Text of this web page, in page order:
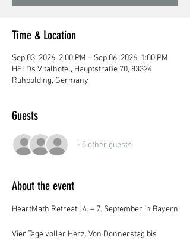
Time & Location
Sep 03, 2026, 2:00 PM – Sep 06, 2026, 1:00 PM
HELDs Vitalhotel, Hauptstraße 70, 83324
Ruhpolding, Germany
Guests
+ 5 other guests
About the event
HeartMath Retreat | 4. – 7. September in Bayern
Vier Tage voller Herz. Von Donnerstag bis